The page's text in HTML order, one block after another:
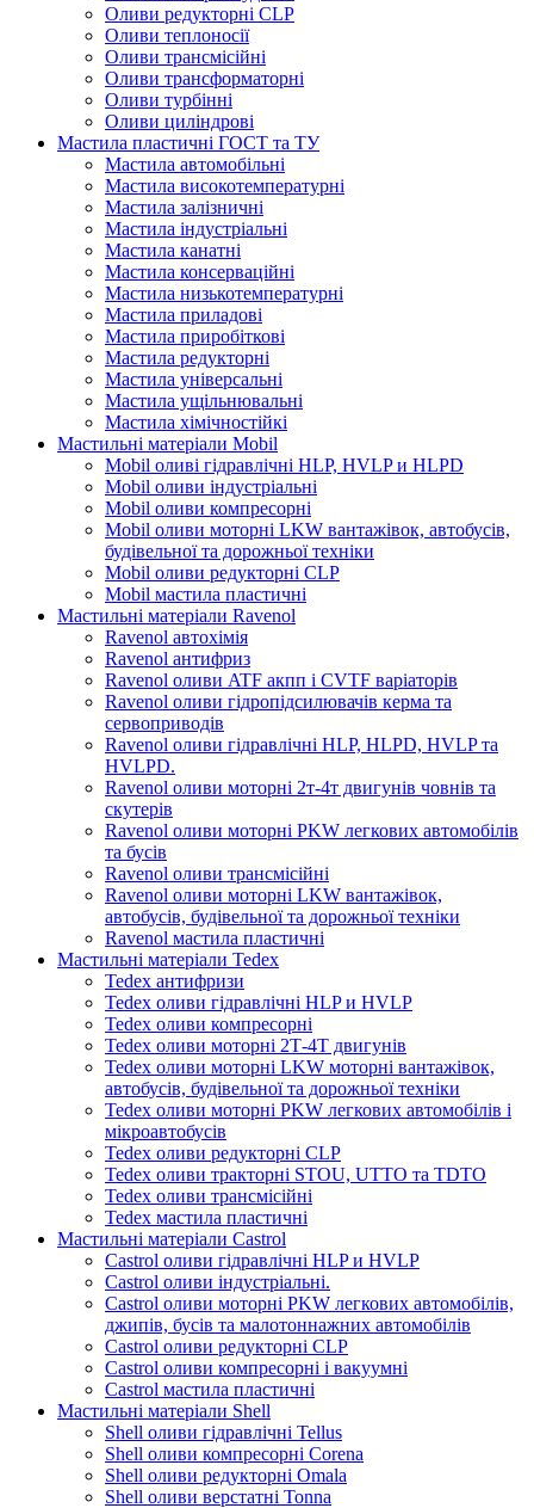
Оливи редукторні CLP
Оливи теплоносії
Оливи трансмісійні
Оливи трансформаторні
Оливи турбінні
Оливи циліндрові
Мастила пластичні ГОСТ та ТУ
Мастила автомобільні
Мастила високотемпературні
Мастила залізничні
Мастила індустріальні
Мастила канатні
Мастила консерваційні
Мастила низькотемпературні
Мастила приладові
Мастила приробіткові
Мастила редукторні
Мастила універсальні
Мастила ущільнювальні
Мастила хімічностійкі
Мастильні матеріали Mobil
Mobil оливі гідравлічні HLP, HVLP и HLPD
Mobil оливи індустріальні
Mobil оливи компресорні
Mobil оливи моторні LKW вантажівок, автобусів,
будівельної та дорожньої техніки
Mobil оливи редукторні CLP
Mobil мастила пластичні
Мастильні матеріали Ravenol
Ravenol автохімія
Ravenol антифриз
Ravenol оливи ATF акпп і CVTF варіаторів
Ravenol оливи гідропідсилювачів керма та
сервоприводів
Ravenol оливи гідравлічні HLP, HLPD, HVLP та
HVLPD.
Ravenol оливи моторні 2т-4т двигунів човнів та
скутерів
Ravenol оливи моторні PKW легкових автомобілів
та бусів
Ravenol оливи трансмісійні
Ravenol оливи моторні LKW вантажівок,
автобусів, будівельної та дорожньої техніки
Ravenol мастила пластичні
Мастильні матеріали Tedex
Tedex антифризи
Tedex оливи гідравлічні HLP и HVLP
Tedex оливи компресорні
Tedex оливи моторні 2Т-4Т двигунів
Tedex оливи моторні LKW моторні вантажівок,
автобусів, будівельної та дорожньої техніки
Tedex оливи моторні PKW легкових автомобілів і
мікроавтобусів
Tedex оливи редукторні CLP
Tedex оливи тракторні STOU, UTTO та TDTO
Tedex оливи трансмісійні
Tedex мастила пластичні
Мастильні матеріали Castrol
Castrol оливи гідравлічні HLP и HVLP
Castrol оливи індустріальні.
Castrol оливи моторні PKW легкових автомобілів,
джипів, бусів та малотоннажних автомобілів
Castrol оливи редукторні CLP
Castrol оливи компресорні і вакуумні
Castrol мастила пластичні
Мастильні матеріали Shell
Shell оливи гідравлічні Tellus
Shell оливи компресорні Corena
Shell оливи редукторні Omala
Shell оливи верстатні Tonna